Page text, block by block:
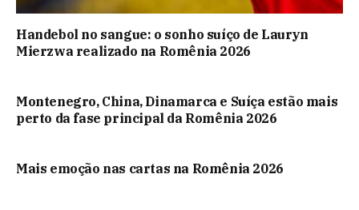
Handebol no sangue: o sonho suíço de Lauryn
Mierzwa realizado na Romênia 2026
Montenegro, China, Dinamarca e Suíça estão mais
perto da fase principal da Romênia 2026
Mais emoção nas cartas na Romênia 2026